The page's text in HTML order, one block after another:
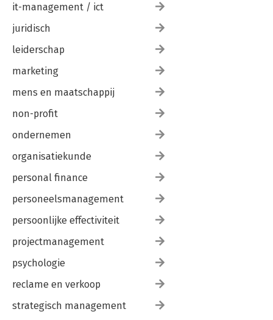
it-management / ict
juridisch
leiderschap
marketing
mens en maatschappij
non-profit
ondernemen
organisatiekunde
personal finance
personeelsmanagement
persoonlijke effectiviteit
projectmanagement
psychologie
reclame en verkoop
strategisch management